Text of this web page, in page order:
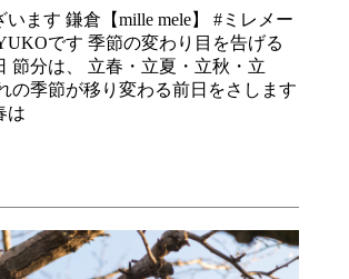
います 鎌倉【mille mele】 #ミレメー
です 季節の変わり目を告げる
節分は、 立春・立夏・立秋・立
の季節が移り変わる前日をさします
は